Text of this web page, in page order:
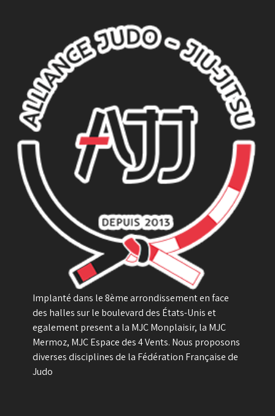
Implanté dans le 8ème arrondissement en face
des halles sur le boulevard des États-Unis et
egalement present a la MJC Monplaisir, la MJC
Mermoz, MJC Espace des 4 Vents. Nous proposons
diverses disciplines de la Fédération Française de
Judo